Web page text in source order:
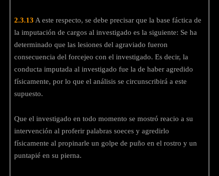
2.3.13 A este respecto, se debe precisar que la base fáctica de
la imputación de cargos al investigado es la siguiente: Se ha
determinado que las lesiones del agraviado fueron
consecuencia del forcejeo con el investigado. Es decir, la
conducta imputada al investigado fue la de haber agredido
físicamente, por lo que el análisis se circunscribirá a este
supuesto.
Que el investigado en todo momento se mostró reacio a su
intervención al proferir palabras soeces y agredirlo
físicamente al propinarle un golpe de puño en el rostro y un
puntapié en su pierna.